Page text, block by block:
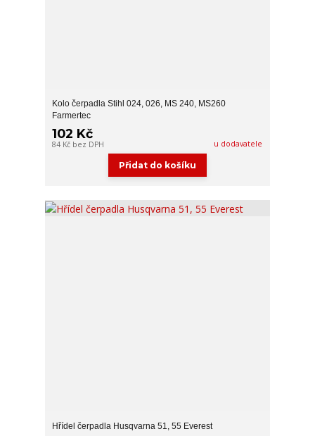
Kolo čerpadla Stihl 024, 026, MS 240, MS260
Farmertec
102 Kč
84 Kč bez DPH u dodavatele
Přidat do košíku
Hřídel čerpadla Husqvarna 51, 55 Everest